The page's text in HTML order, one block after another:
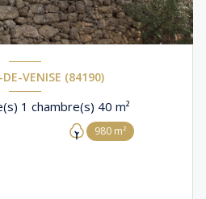
DE-VENISE (84190)
Maison 2 pièce(s) 1 chambre(s) 40 m²
980 m²